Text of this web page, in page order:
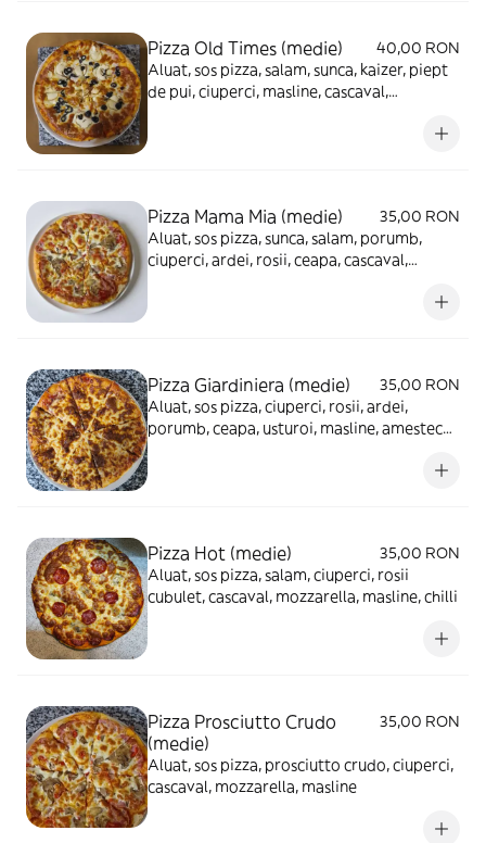
Pizza Old Times (medie)
40,00 RON
Aluat, sos pizza, salam, sunca, kaizer, piept
de pui, ciuperci, masline, cascaval,
Pizza Mama Mia (medie)
35,00 RON
Aluat, sos pizza, sunca, salam, porumb,
ciuperci, ardei, rosii, ceapa, cascaval,
Pizza Giardiniera (medie)
35,00 RON
Aluat, sos pizza, ciuperci, rosii, ardei,
porumb, ceapa, usturoi, masline, amestec
Pizza Hot (medie)
35,00 RON
Aluat, sos pizza, salam, ciuperci, rosii
cubulet, cascaval, mozzarella, masline, chilli
Pizza Prosciutto Crudo
(medie)
35,00 RON
Aluat, sos pizza, prosciutto crudo, ciuperci,
cascaval, mozzarella, masline